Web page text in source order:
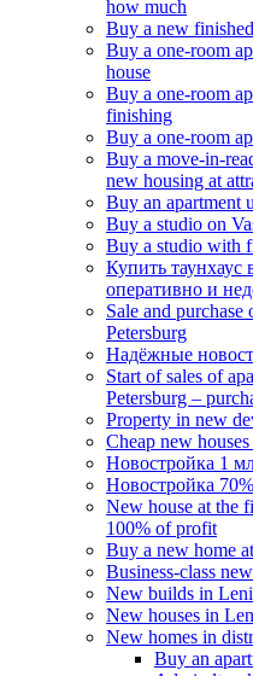
how much
Buy a new
Buy a one-room
house
Buy a one-room
finishing
Buy a one-room
Buy a move-in-
new housing at
Buy an apartment
Buy a studio on
Buy a studio with
Купить таунхаус
оперативно и
Sale and
Petersburg
Надёжные
Start of sales of
Petersburg –
Property in new
Cheap new
Новостройка 1
Новостройка
New house at the
100% of profit
Buy a new home
Business-class
New builds in
New houses in
New homes in
Buy an